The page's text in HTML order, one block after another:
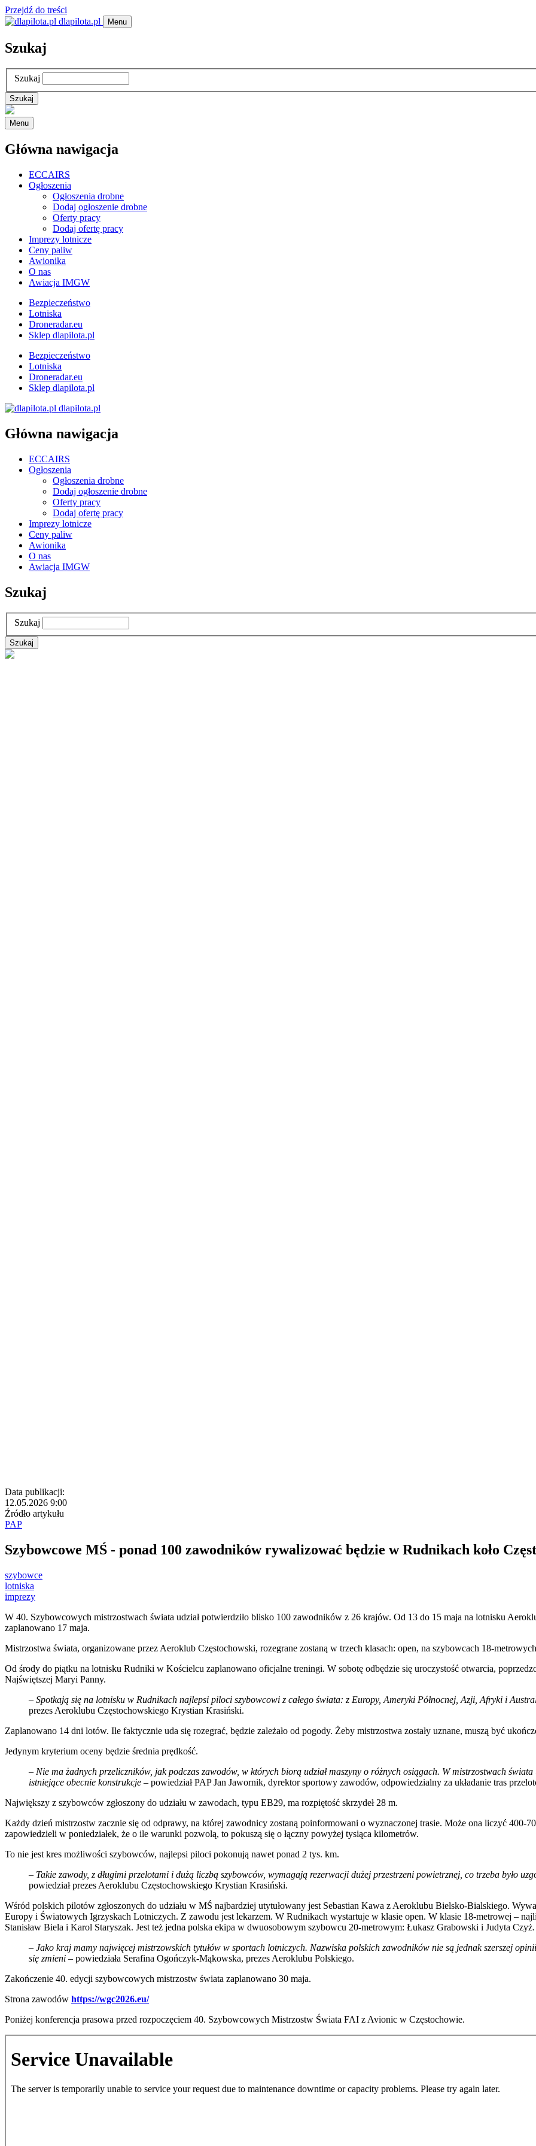
Przejdź do treści
dlapilota.pl
Menu
Szukaj
Szukaj
Menu
Główna nawigacja
ECCAIRS
Ogłoszenia
Ogłoszenia drobne
Dodaj ogłoszenie drobne
Oferty pracy
Dodaj ofertę pracy
Imprezy lotnicze
Ceny paliw
Awionika
O nas
Awiacja IMGW
Bezpieczeństwo
Lotniska
Droneradar.eu
Sklep dlapilota.pl
Bezpieczeństwo
Lotniska
Droneradar.eu
Sklep dlapilota.pl
dlapilota.pl
Główna nawigacja
ECCAIRS
Ogłoszenia
Ogłoszenia drobne
Dodaj ogłoszenie drobne
Oferty pracy
Dodaj ofertę pracy
Imprezy lotnicze
Ceny paliw
Awionika
O nas
Awiacja IMGW
Szukaj
Szukaj
Data publikacji:
12.05.2026 9:00
Źródło artykułu
PAP
Szybowcowe MŚ - ponad 100 zawodników rywalizować będzie w Rudnikach koło
szybowce
lotniska
imprezy
W 40. Szybowcowych mistrzostwach świata udział potwierdziło blisko 100 zawodników z 26 krajów. Od 13 do 15 maja na lotnisku
zaplanowano 17 maja.
Mistrzostwa świata, organizowane przez Aeroklub Częstochowski, rozegrane zostaną w trzech klasach: open, na szybowcach 18-
Od środy do piątku na lotnisku Rudniki w Kościelcu zaplanowano oficjalne treningi. W sobotę odbędzie się uroczystość otwarcia,
Najświętszej Maryi Panny.
– Spotkają się na lotnisku w Rudnikach najlepsi piloci szybowcowi z całego świata: z Europy, Ameryki Północnej, Azji, Afryki i
prezes Aeroklubu Częstochowskiego Krystian Krasiński.
Zaplanowano 14 dni lotów. Ile faktycznie uda się rozegrać, będzie zależało od pogody. Żeby mistrzostwa zostały uznane, muszą być
Jedynym kryterium oceny będzie średnia prędkość.
– Nie ma żadnych przeliczników, jak podczas zawodów, w których biorą udział maszyny o różnych osiągach. W mistrzostwach świata
istniejące obecnie konstrukcje – powiedział PAP Jan Jawornik, dyrektor sportowy zawodów, odpowiedzialny za układanie tras
Największy z szybowców zgłoszony do udziału w zawodach, typu EB29, ma rozpiętość skrzydeł 28 m.
Każdy dzień mistrzostw zacznie się od odprawy, na której zawodnicy zostaną poinformowani o wyznaczonej trasie. Może ona liczyć 400-
zapowiedzieli w poniedziałek, że o ile warunki pozwolą, to pokuszą się o łączny powyżej tysiąca kilometrów.
To nie jest kres możliwości szybowców, najlepsi piloci pokonują nawet ponad 2 tys. km.
– Takie zawody, z długimi przelotami i dużą liczbą szybowców, wymagają rezerwacji dużej przestrzeni powietrznej, co trzeba było
powiedział prezes Aeroklubu Częstochowskiego Krystian Krasiński.
Wśród polskich pilotów zgłoszonych do udziału w MŚ najbardziej utytułowany jest Sebastian Kawa z Aeroklubu Bielsko-Bialskiego.
Europy i Światowych Igrzyskach Lotniczych. Z zawodu jest lekarzem. W Rudnikach wystartuje w klasie open. W klasie 18-metrowej –
Stanisław Biela i Karol Staryszak. Jest też jedna polska ekipa w dwuosobowym szybowcu 20-metrowym: Łukasz Grabowski i Judyta Czyż.
– Jako kraj mamy najwięcej mistrzowskich tytułów w sportach lotniczych. Nazwiska polskich zawodników nie są jednak szerszej
się zmieni – powiedziała Serafina Ogończyk-Mąkowska, prezes Aeroklubu Polskiego.
Zakończenie 40. edycji szybowcowych mistrzostw świata zaplanowano 30 maja.
Strona zawodów https://wgc2026.eu/
Poniżej konferencja prasowa przed rozpoczęciem 40. Szybowcowych Mistrzostw Świata FAI z Avionic w Częstochowie.